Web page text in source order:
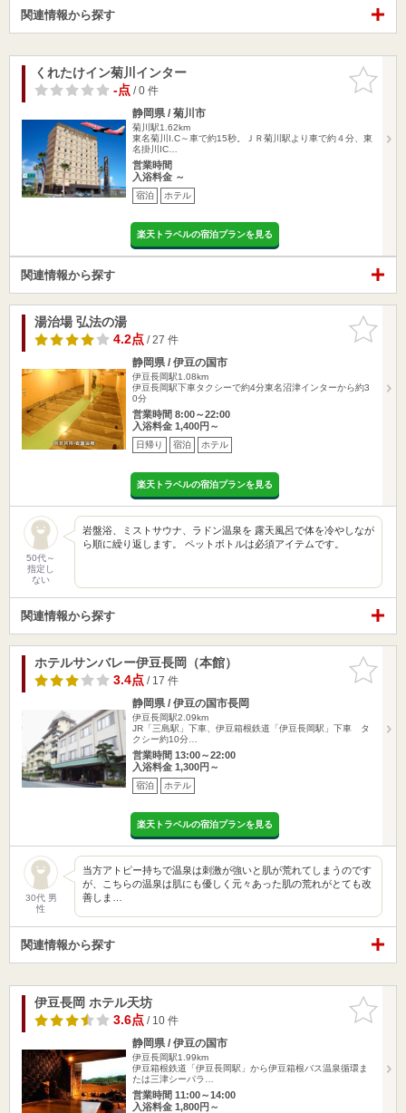
関連情報から探す
お気に入
りに追加
くれたけイン菊川インター
-点/ 0 件
静岡県 / 菊川市
菊川駅1.62km
東名菊川I.C～車で約15秒。ＪＲ菊川駅より車で約４分、東
名掛川IC…
営業時間
入浴料金 ～
宿泊 ホテル
楽天トラベルの宿泊プランを見る
関連情報から探す
お気に入
りに追加
湯治場 弘法の湯
4.2点/ 27 件
静岡県 / 伊豆の国市
伊豆長岡駅1.08km
伊豆長岡駅下車タクシーで約4分東名沼津インターから約3
0分
営業時間 8:00～22:00
入浴料金 1,400円～
日帰り 宿泊 ホテル
楽天トラベルの宿泊プランを見る
50代～
指定し
ない
岩盤浴、ミストサウナ、ラドン温泉を 露天風呂で体を冷やしなが
ら順に繰り返します。 ペットボトルは必須アイテムです。
関連情報から探す
お気に入
りに追加
ホテルサンバレー伊豆長岡（本館）
3.4点/ 17 件
静岡県 / 伊豆の国市長岡
伊豆長岡駅2.09km
JR「三島駅」下車、伊豆箱根鉄道「伊豆長岡駅」下車 タ
クシー約10分…
営業時間 13:00～22:00
入浴料金 1,300円～
宿泊 ホテル
楽天トラベルの宿泊プランを見る
30代 男
性
当方アトピー持ちで温泉は刺激が強いと肌が荒れてしまうのです
が、こちらの温泉は肌にも優しく元々あった肌の荒れがとても改
善しま…
関連情報から探す
お気に入
りに追加
伊豆長岡 ホテル天坊
3.6点/ 10 件
静岡県 / 伊豆の国市
伊豆長岡駅1.99km
伊豆箱根鉄道「伊豆長岡駅」から伊豆箱根バス温泉循環ま
たは三津シーパラ…
営業時間 11:00～14:00
入浴料金 1,800円～